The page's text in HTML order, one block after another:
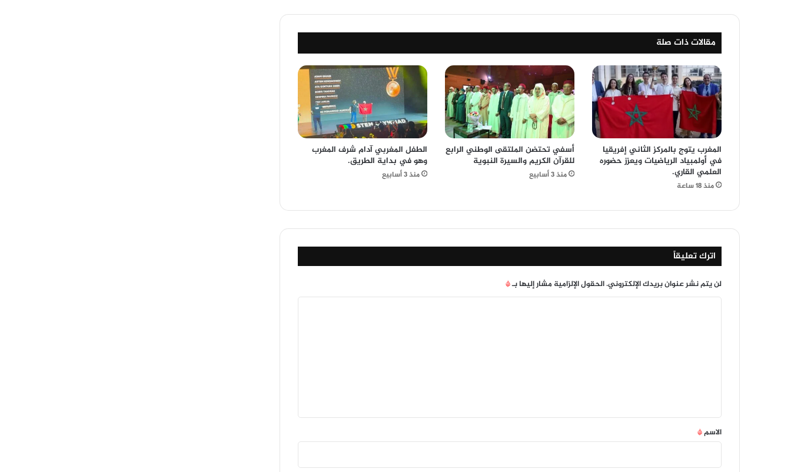
مقالات ذات صلة
المغرب يتوج بالمركز الثاني إفريقيا
في أولمبياد الرياضيات ويعزز حضوره
العلمي القاري.
منذ 18 ساعة
أسفي تحتضن الملتقى الوطني الرابع
للقرآن الكريم والسيرة النبوية
منذ 3 أسابيع
الطفل المغربي آدام شرف المغرب
وهو في بداية الطريق.
منذ 3 أسابيع
اترك تعليقاً
لن يتم نشر عنوان بريدك الإلكتروني.الحقول الإلزامية مشار إليها بـ*
*
الاسم*